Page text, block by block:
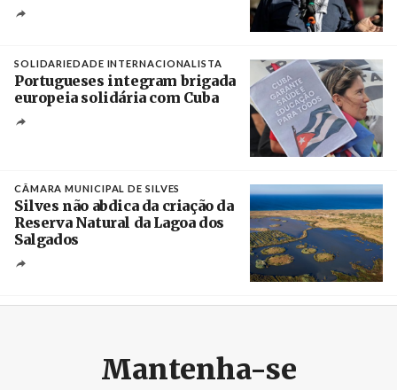
SOLIDARIEDADE INTERNACIONALISTA
Portugueses integram brigada
europeia solidária com Cuba
CÂMARA MUNICIPAL DE SILVES
Silves não abdica da criação da
Reserva Natural da Lagoa dos
Salgados
Mantenha-se